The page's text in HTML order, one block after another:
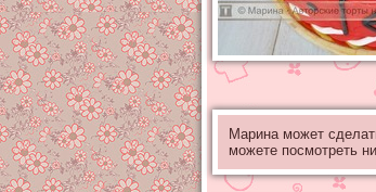
Марина может
можете посмотреть